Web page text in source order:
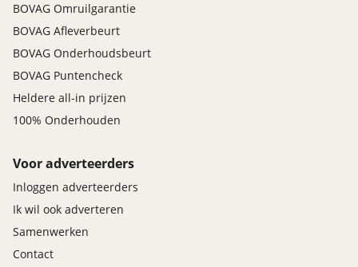
BOVAG Omruilgarantie
BOVAG Afleverbeurt
BOVAG Onderhoudsbeurt
BOVAG Puntencheck
Heldere all-in prijzen
100% Onderhouden
Voor adverteerders
Inloggen adverteerders
Ik wil ook adverteren
Samenwerken
Contact